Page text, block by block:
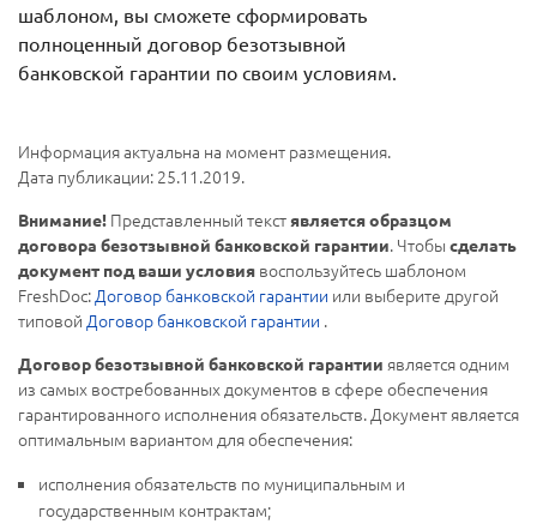
шаблоном, вы сможете сформировать
полноценный договор безотзывной
банковской гарантии по своим условиям.
Информация актуальна на момент размещения.
Дата публикации: 25.11.2019.
Внимание! Представленный текстявляется образцом
договора безотзывной банковской гарантии. Чтобы сделать
документ под ваши условия воспользуйтесь шаблоном
FreshDoc:Договор банковской гарантии или выберите другой
типовой Договор банковской гарантии .
Договор безотзывной банковской гарантии является одним
из самых востребованных документов в сфере обеспечения
гарантированного исполнения обязательств. Документ является
оптимальным вариантом для обеспечения:
исполнения обязательств по муниципальным и
государственным контрактам;